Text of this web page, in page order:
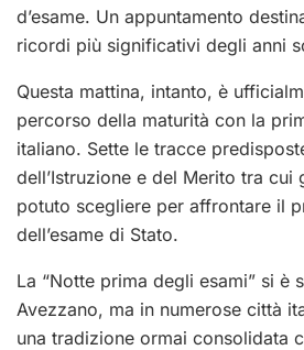
d’esame. Un appuntamento
ricordi più significativi degli anni
Questa mattina, intanto, è
percorso della maturità con la
italiano. Sette le tracce
dell’Istruzione e del Merito tra cui
potuto scegliere per affrontare il
dell’esame di Stato.
La “Notte prima degli esami” si è
Avezzano, ma in numerose città
una tradizione ormai consolidata